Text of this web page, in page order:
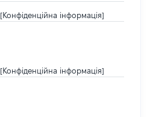
[Конфіденційна інформація]
[Конфіденційна інформація]